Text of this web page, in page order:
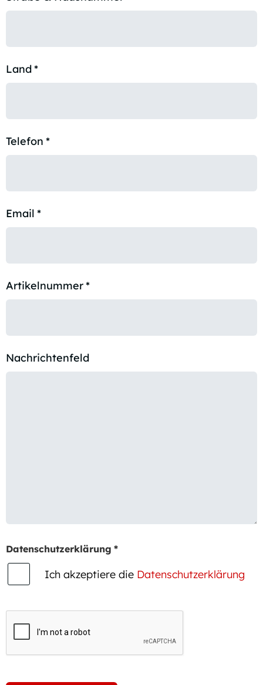
Land*
Telefon *
Email *
Artikelnummer*
Nachrichtenfeld
Datenschutzerklärung *
Ich akzeptiere die Datenschutzerklärung